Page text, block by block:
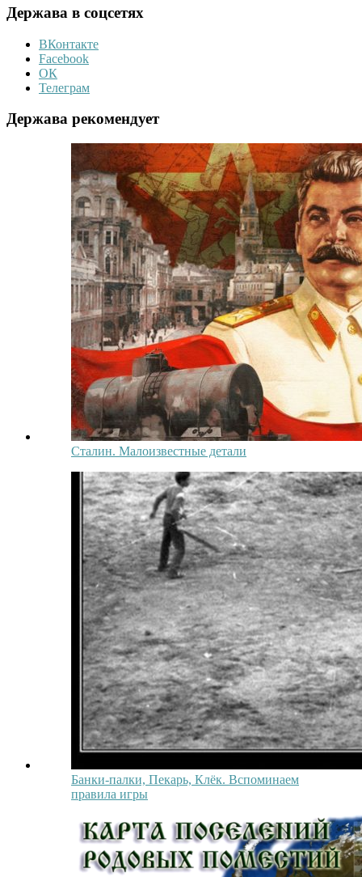
Держава в соцсетях
ВКонтакте
Facebook
ОК
Телеграм
Держава рекомендует
Сталин. Малоизвестные детали
Банки-палки, Пекарь, Клёк. Вспоминаем
правила игры